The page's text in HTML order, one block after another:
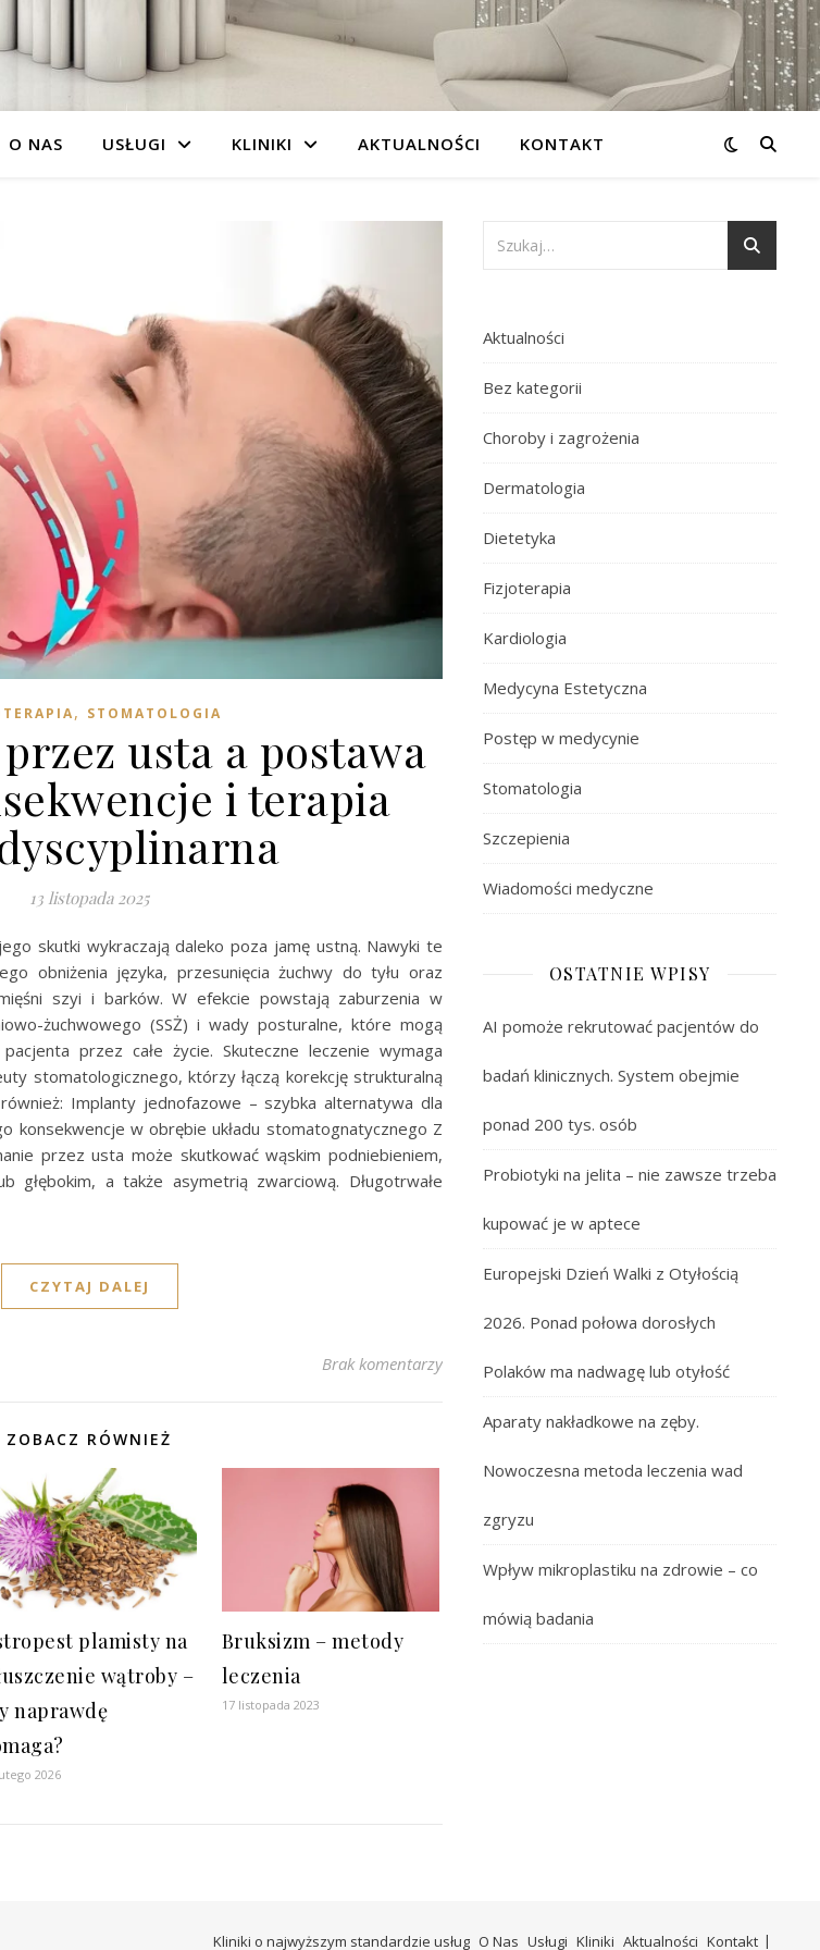
O NAS USŁUGI KLINIKI AKTUALNOŚCI KONTAKT
, STOMATOLOGIA
usta a postawa
i terapia
13 listopada 2025
skutki wykraczają daleko poza jamę ustną. Nawyki te
obniżenia języka, przesunięcia żuchwy do tyłu oraz
szyi i barków. W efekcie powstają zaburzenia w
żuchwowego (SSŻ) i wady posturalne, które mogą
przez całe życie. Skuteczne leczenie wymaga
stomatologicznego, którzy łączą korekcję strukturalną
Implanty jednofazowe – szybka alternatywa dla
konsekwencje w obrębie układu stomatognatycznego Z
przez usta może skutkować wąskim podniebieniem,
głębokim, a także asymetrią zwarciową. Długotrwałe
CZYTAJ DALEJ
Brak komentarzy
ZOBACZ RÓWNIEŻ
plamisty na
wątroby –
naprawdę
2026
Bruksizm – metody
leczenia
17 listopada 2023
Aktualności
Bez kategorii
Choroby i zagrożenia
Dermatologia
Dietetyka
Fizjoterapia
Kardiologia
Medycyna Estetyczna
Postęp w medycynie
Stomatologia
Szczepienia
Wiadomości medyczne
OSTATNIE WPISY
AI pomoże rekrutować pacjentów do
badań klinicznych. System obejmie
ponad 200 tys. osób
Probiotyki na jelita – nie zawsze trzeba
kupować je w aptece
Europejski Dzień Walki z Otyłością
2026. Ponad połowa dorosłych
Polaków ma nadwagę lub otyłość
Aparaty nakładkowe na zęby.
Nowoczesna metoda leczenia wad
zgryzu
Wpływ mikroplastiku na zdrowie – co
mówią badania
Kliniki o najwyższym standardzie usług O Nas Usługi Kliniki Aktualności Kontakt